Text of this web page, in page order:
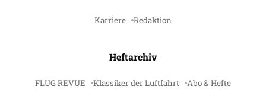
Karriere Redaktion
Heftarchiv
FLUG REVUE Klassiker der Luftfahrt Abo & Hefte